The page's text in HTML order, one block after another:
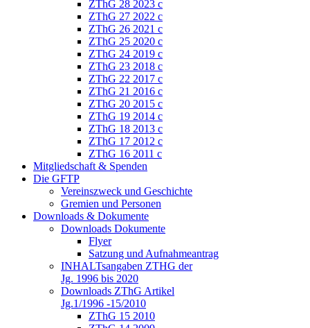
ZThG 28 2023 c
ZThG 27 2022 c
ZThG 26 2021 c
ZThG 25 2020 c
ZThG 24 2019 c
ZThG 23 2018 c
ZThG 22 2017 c
ZThG 21 2016 c
ZThG 20 2015 c
ZThG 19 2014 c
ZThG 18 2013 c
ZThG 17 2012 c
ZThG 16 2011 c
Mitgliedschaft & Spenden
Die GFTP
Vereinszweck und Geschichte
Gremien und Personen
Downloads & Dokumente
Downloads Dokumente
Flyer
Satzung und Aufnahmeantrag
INHALTsangaben ZTHG der
Jg. 1996 bis 2020
Downloads ZThG Artikel
Jg.1/1996 -15/2010
ZThG 15 2010